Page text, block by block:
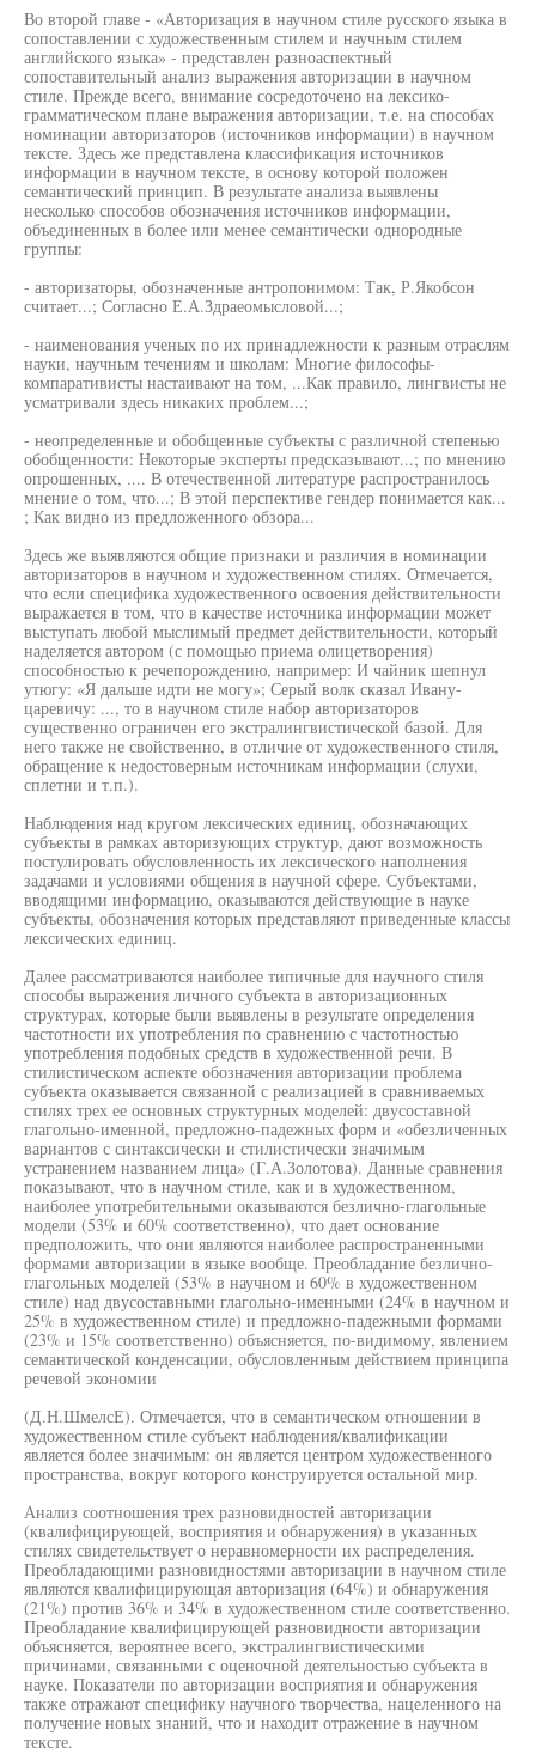
Во второй главе - «Авторизация в научном стиле русского языка в
сопоставлении с художественным стилем и научным стилем
английского языка» - представлен разноаспектный
сопоставительный анализ выражения авторизации в научном
стиле. Прежде всего, внимание сосредоточено на лексико-
грамматическом плане выражения авторизации, т.е. на способах
номинации авторизаторов (источников информации) в научном
тексте. Здесь же представлена классификация источников
информации в научном тексте, в основу которой положен
семантический принцип. В результате анализа выявлены
несколько способов обозначения источников информации,
объединенных в более или менее семантически однородные
группы:
- авторизаторы, обозначенные антропонимом: Так, Р.Якобсон
считает...; Согласно Е.А.Здраеомысловой...;
- наименования ученых по их принадлежности к разным отраслям
науки, научным течениям и школам: Многие философы-
компаративисты настаивают на том, ...Как правило, лингвисты не
усматривали здесь никаких проблем...;
- неопределенные и обобщенные субъекты с различной степенью
обобщенности: Некоторые эксперты предсказывают...; по мнению
опрошенных, .... В отечественной литературе распространилось
мнение о том, что...; В этой перспективе гендер понимается как...
; Как видно из предложенного обзора...
Здесь же выявляются общие признаки и различия в номинации
авторизаторов в научном и художественном стилях. Отмечается,
что если специфика художественного освоения действительности
выражается в том, что в качестве источника информации может
выступать любой мыслимый предмет действительности, который
наделяется автором (с помощью приема олицетворения)
способностью к речепорождению, например: И чайник шепнул
утюгу: «Я дальше идти не могу»; Серый волк сказал Ивану-
царевичу: ..., то в научном стиле набор авторизаторов
существенно ограничен его экстралингвистической базой. Для
него также не свойственно, в отличие от художественного стиля,
обращение к недостоверным источникам информации (слухи,
сплетни и т.п.).
Наблюдения над кругом лексических единиц, обозначающих
субъекты в рамках авторизующих структур, дают возможность
постулировать обусловленность их лексического наполнения
задачами и условиями общения в научной сфере. Субъектами,
вводящими информацию, оказываются действующие в науке
субъекты, обозначения которых представляют приведенные классы
лексических единиц.
Далее рассматриваются наиболее типичные для научного стиля
способы выражения личного субъекта в авторизационных
структурах, которые были выявлены в результате определения
частотности их употребления по сравнению с частотностью
употребления подобных средств в художественной речи. В
стилистическом аспекте обозначения авторизации проблема
субъекта оказывается связанной с реализацией в сравниваемых
стилях трех ее основных структурных моделей: двусоставной
глагольно-именной, предложно-падежных форм и «обезличенных
вариантов с синтаксически и стилистически значимым
устранением названием лица» (Г.А.Золотова). Данные сравнения
показывают, что в научном стиле, как и в художественном,
наиболее употребительными оказываются безлично-глагольные
модели (53% и 60% соответственно), что дает основание
предположить, что они являются наиболее распространенными
формами авторизации в языке вообще. Преобладание безлично-
глагольных моделей (53% в научном и 60% в художественном
стиле) над двусоставными глагольно-именными (24% в научном и
25% в художественном стиле) и предложно-падежными формами
(23% и 15% соответственно) объясняется, по-видимому, явлением
семантической конденсации, обусловленным действием принципа
речевой экономии
(Д.Н.ШмелсЕ). Отмечается, что в семантическом отношении в
художественном стиле субъект наблюдения/квалификации
является более значимым: он является центром художественного
пространства, вокруг которого конструируется остальной мир.
Анализ соотношения трех разновидностей авторизации
(квалифицирующей, восприятия и обнаружения) в указанных
стилях свидетельствует о неравномерности их распределения.
Преобладающими разновидностями авторизации в научном стиле
являются квалифицирующая авторизация (64%) и обнаружения
(21%) против 36% и 34% в художественном стиле соответственно.
Преобладание квалифицирующей разновидности авторизации
объясняется, вероятнее всего, экстралингвистическими
причинами, связанными с оценочной деятельностью субъекта в
науке. Показатели по авторизации восприятия и обнаружения
также отражают специфику научного творчества, нацеленного на
получение новых знаний, что и находит отражение в научном
тексте.